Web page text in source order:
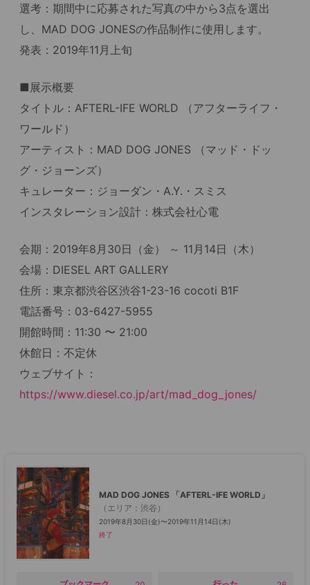
選考：期間中に応募された写真の中から3点を選出
し、MAD DOG JONESの作品制作に使用します。
発表：2019年11月上旬
■展示概要
タイトル：AFTERL-IFE WORLD （アフターライフ・
ワールド）
アーティスト：MAD DOG JONES （マッド・ドッ
グ・ジョーンズ）
キュレーター：ジョーダン・A.Y.・スミス
インスタレーション設計：株式会社心電
会期：2019年8月30日（金） ～ 11月14日（木）
会場：DIESEL ART GALLERY
住所：東京都渋谷区渋谷1-23-16 cocoti B1F
電話番号：03-6427-5955
開館時間：11:30 〜 21:00
休館日：不定休
ウェブサイト：
https://www.diesel.co.jp/art/mad_dog_jones/
MAD DOG JONES 「AFTERL-IFE WORLD」
（ エリア ：渋谷 ）
2019年8月30日(金)〜2019年11月14日(木)
終了